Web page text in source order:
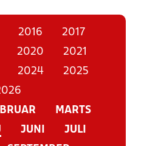
2016
2017
2020
2021
2024
2025
MARTS
JUNI
JULI